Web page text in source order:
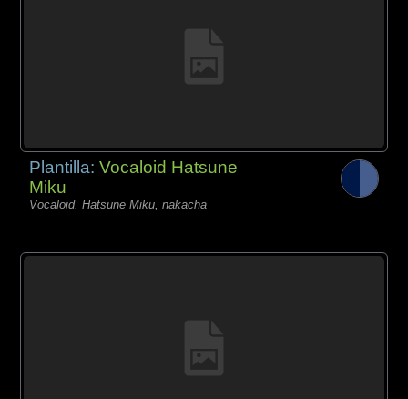
Plantilla:Vocaloid Hatsune
Miku
Vocaloid, Hatsune Miku, nakacha